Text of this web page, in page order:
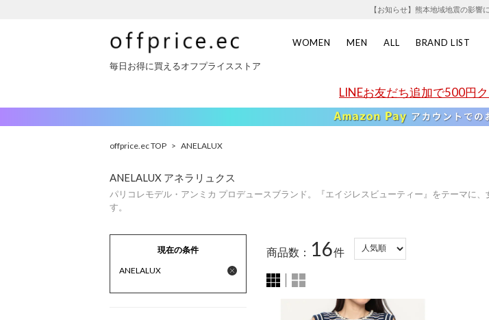
【お知らせ】熊本地域地震の影響
WOMEN MEN ALL BRAND LIST
毎日お得に買えるオフプライスストア
LINEお友だち追加で500円
offprice.ec TOP > ANELALUX
ANELALUX アネラリュクス
パリコレモデル・アンミカ プロデュースブランド。『エイジレスビューティー』をテーマに
す。
現在の条件
ANELALUX
商品数： 16件